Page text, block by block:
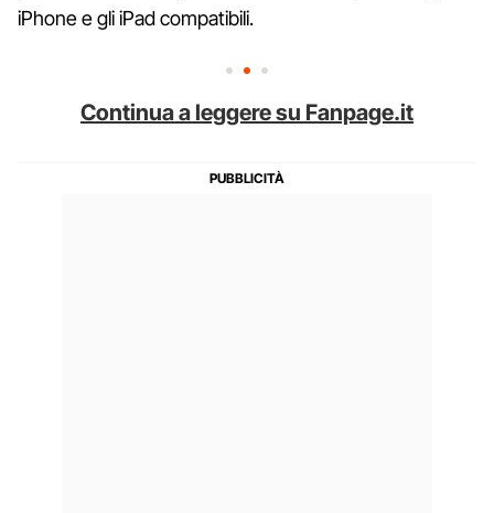
iPhone e gli iPad compatibili.
Continua a leggere su Fanpage.it